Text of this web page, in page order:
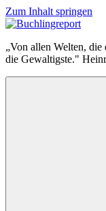
Zum Inhalt springen
Buchlingreport
„Von allen Welten,
die Gewaltigste."